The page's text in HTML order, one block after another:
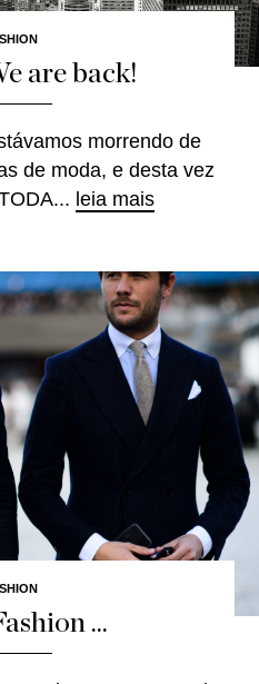
are back!
morrendo de
de moda, e desta vez
leia mais
...